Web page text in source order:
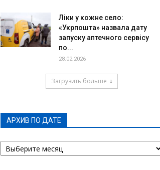
Ліки у кожне село:
«Укрпошта» назвала дату
запуску аптечного сервісу
по...
28.02.2026
Загрузить больше
АРХИВ ПО ДАТЕ
АРХИВ
ПО